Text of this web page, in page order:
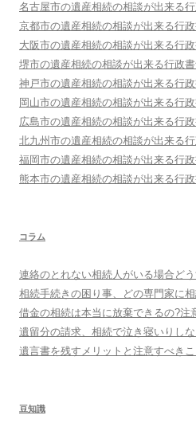
名古屋市の遺産相続の相談が出来る
京都市の遺産相続の相談が出来る行
大阪市の遺産相続の相談が出来る行
堺市の遺産相続の相談が出来る行政
神戸市の遺産相続の相談が出来る行
岡山市の遺産相続の相談が出来る行
広島市の遺産相続の相談が出来る行
北九州市の遺産相続の相談が出来る
福岡市の遺産相続の相談が出来る行
熊本市の遺産相続の相談が出来る行
コラム
連絡のとれない相続人がいる場合ど
相続手続きの困り事、どの専門家に
借金の相続は本当に放棄できるの?注
遺留分の請求、相続で泣き寝いりし
遺言書を残すメリットと注意すべきこ
豆知識